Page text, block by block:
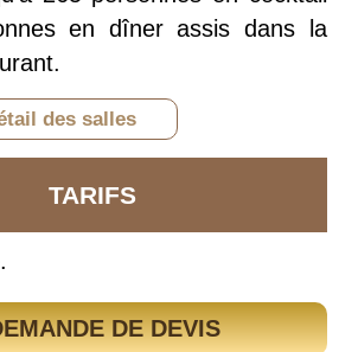
en dîner assis dans la
des salles
TARIFS
DE DEVIS